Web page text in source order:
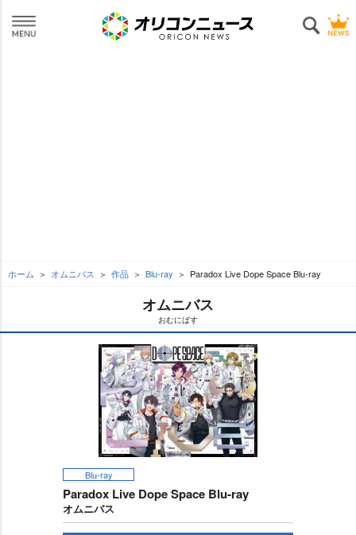
ホーム オムニバス 作品 Blu-ray Paradox Live Dope Space Blu-ray
オムニバス
おむにばす
Blu-ray
Paradox Live Dope Space Blu-ray
オムニバス